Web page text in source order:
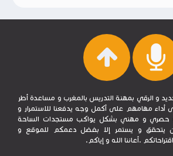
و الرقي بمهنة التدريس بالمغرب و مساعدة أطر
أداء مهامهم على أكمل وجه يدفعنا للاستمرار و
حصري و مهني بشكل يواكب مستجدات الساحة
يتحقق و يستمر إلا بفضل دعمكم للموقع و
.أعاننا الله و إياكم.